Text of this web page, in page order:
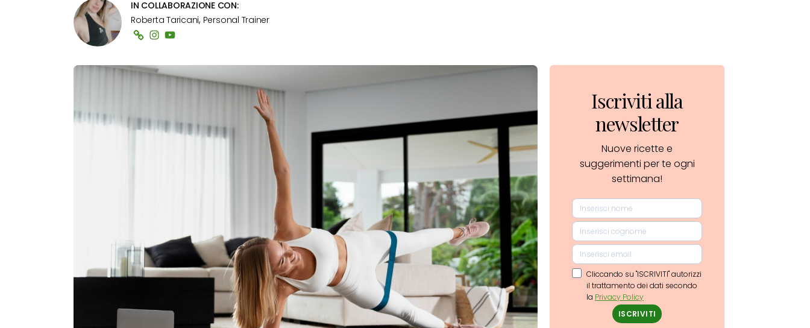
IN COLLABORAZIONE CON:
Roberta Taricani, Personal Trainer
Iscriviti alla
newsletter
Nuove ricette e
suggerimenti per te ogni
settimana!
Cliccando su "ISCRIVITI" autorizzi
il trattamento dei dati secondo
la Privacy Policy
ISCRIVITI